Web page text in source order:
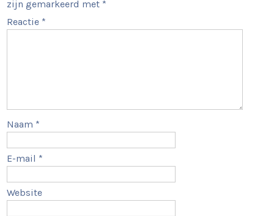
zijn gemarkeerd met *
Reactie *
Naam *
E-mail *
Website